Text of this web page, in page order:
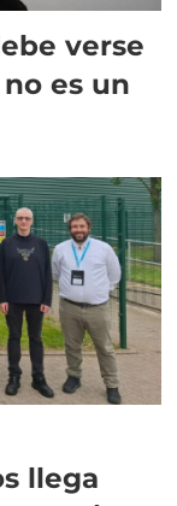
verse
es un
llega